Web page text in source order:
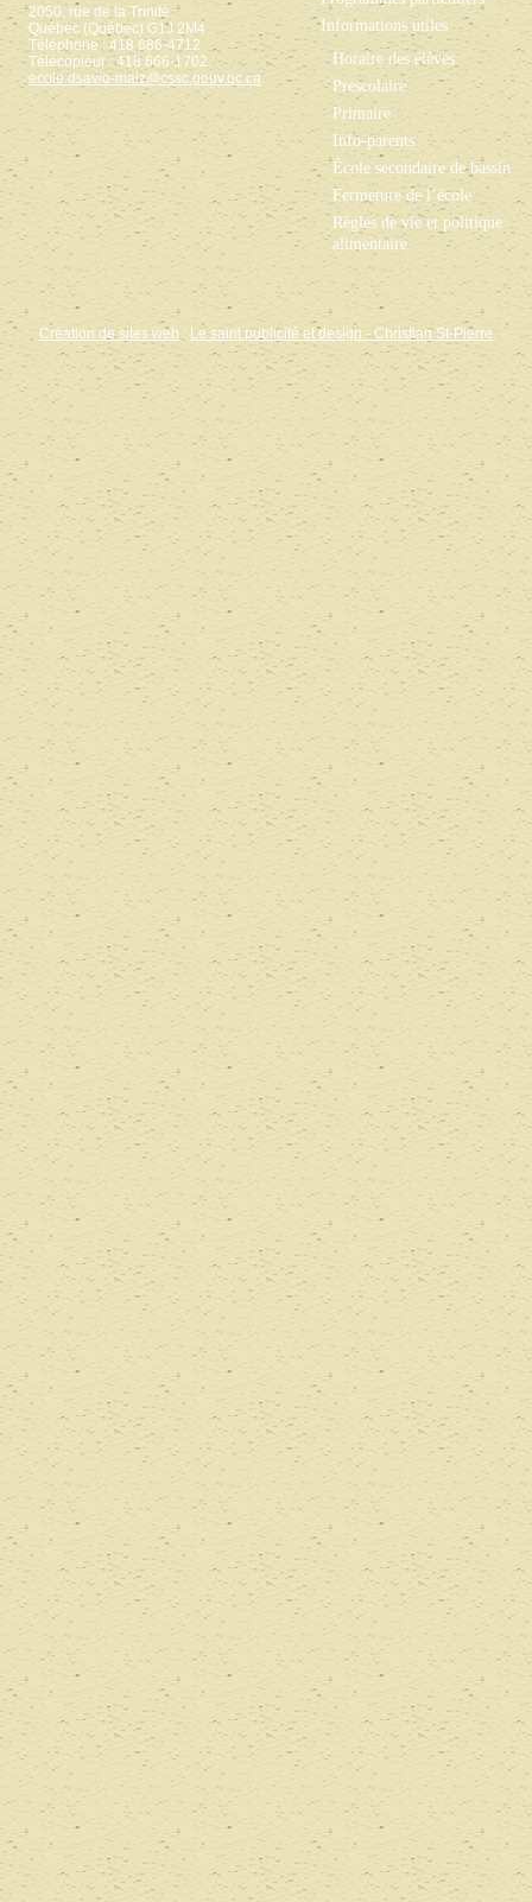
2050, rue de la Trinité
Québec (Québec) G1J 2M4
Téléphone : 418 686-4712
Télécopieur : 418 666-1702
ecole.dsavio-maiz@cssc.gouv.qc.ca
Informations utiles
Horaire des élèves
Préscolaire
Primaire
Info-parents
École secondaire de bassin
Fermeture de l’école
Règles de vie et politique
alimentaire
Création de sites web : Le saint publicité et design - Christian St-Pierre